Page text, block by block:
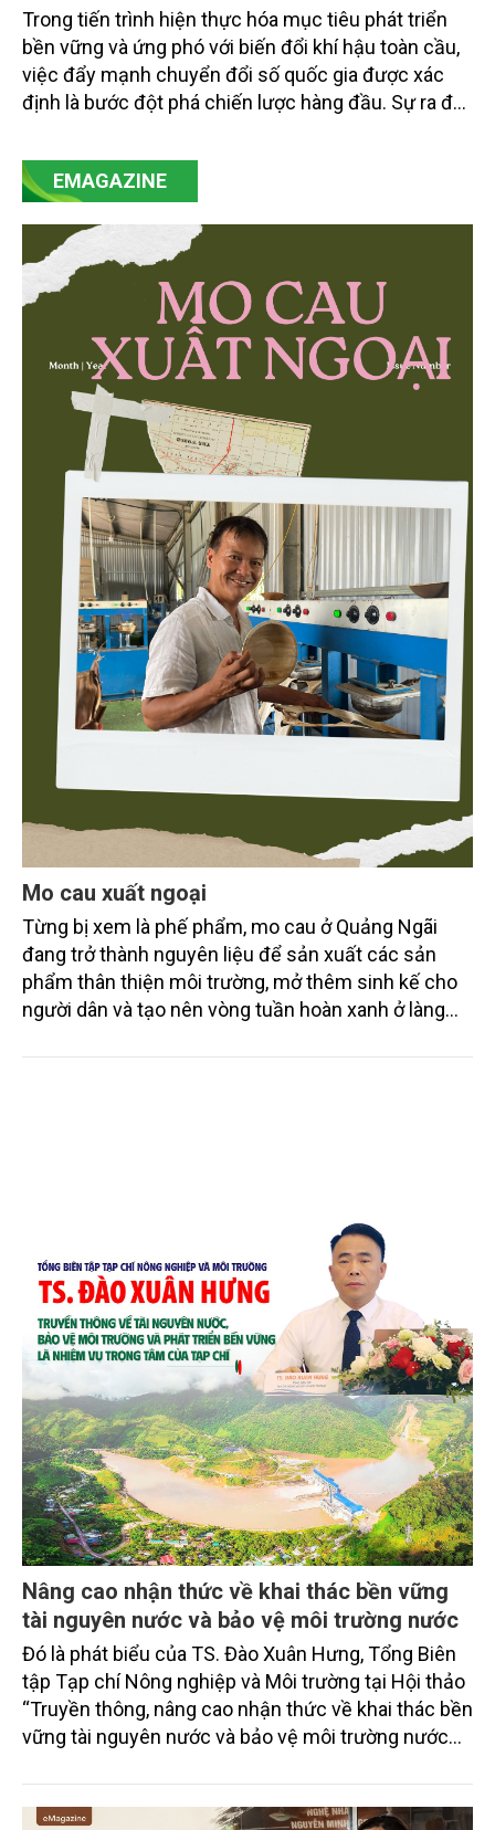
Trong tiến trình hiện thực hóa mục tiêu phát triển
bền vững và ứng phó với biến đổi khí hậu toàn cầu,
việc đẩy mạnh chuyển đổi số quốc gia được xác
định là bước đột phá chiến lược hàng đầu. Sự ra đời
mạnh mẽ, thúc đẩy quá trình cải cách toàn diện,
minh bạch hóa chuỗi cung ứng và nâng cao hiệu
then chốt là nông nghiệp và môi trường.
EMAGAZINE
Mo cau xuất ngoại
Từng bị xem là phế phẩm, mo cau ở Quảng Ngãi
đang trở thành nguyên liệu để sản xuất các sản
phẩm thân thiện môi trường, mở thêm sinh kế cho
người dân và tạo nên vòng tuần hoàn xanh ở làng
chén, dĩa... từ mo cau đã được thị trường trong nước
Nâng cao nhận thức về khai thác bền vững
tài nguyên nước và bảo vệ môi trường nước
Đó là phát biểu của TS. Đào Xuân Hưng, Tổng Biên
tập Tạp chí Nông nghiệp và Môi trường tại Hội thảo
“Truyền thông, nâng cao nhận thức về khai thác bền
vững tài nguyên nước và bảo vệ môi trường nước
trường phối hợp với Sở Nông nghiệp và Môi trường
tỉnh Lai Châu tổ chức ngày 10/7/2026. Hội thảo thu